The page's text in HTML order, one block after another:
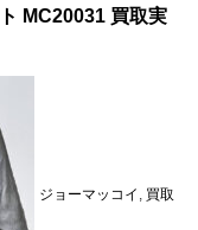
MC20031 買取実
ジョーマッコイ 買取